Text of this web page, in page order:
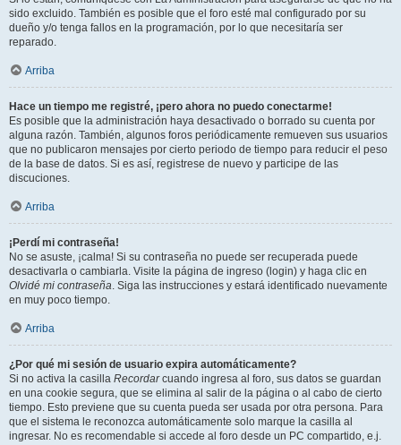
sido excluido. También es posible que el foro esté mal configurado por su
dueño y/o tenga fallos en la programación, por lo que necesitaría ser
reparado.
Arriba
Hace un tiempo me registré, ¡pero ahora no puedo conectarme!
Es posible que la administración haya desactivado o borrado su cuenta por
alguna razón. También, algunos foros periódicamente remueven sus usuarios
que no publicaron mensajes por cierto periodo de tiempo para reducir el peso
de la base de datos. Si es así, registrese de nuevo y participe de las
discuciones.
Arriba
¡Perdí mi contraseña!
No se asuste, ¡calma! Si su contraseña no puede ser recuperada puede
desactivarla o cambiarla. Visite la página de ingreso (login) y haga clic en
Olvidé mi contraseña. Siga las instrucciones y estará identificado nuevamente
en muy poco tiempo.
Arriba
¿Por qué mi sesión de usuario expira automáticamente?
Si no activa la casilla Recordarcuando ingresa al foro, sus datos se guardan
en una cookie segura, que se elimina al salir de la página o al cabo de cierto
tiempo. Esto previene que su cuenta pueda ser usada por otra persona. Para
que el sistema le reconozca automáticamente solo marque la casilla al
ingresar. No es recomendable si accede al foro desde un PC compartido, e.j.